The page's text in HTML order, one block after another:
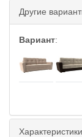
Другие
Вариант:
Характеристики